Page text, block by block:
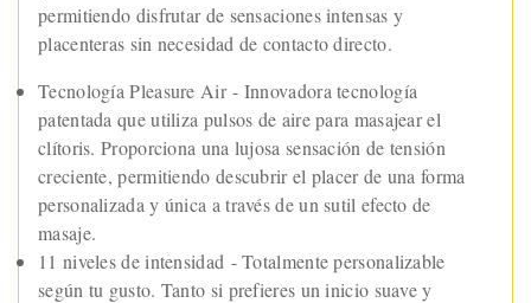
permitiendo disfrutar de sensaciones intensas y
placenteras sin necesidad de contacto directo.
Tecnología Pleasure Air - Innovadora tecnología
patentada que utiliza pulsos de aire para masajear el
clítoris. Proporciona una lujosa sensación de tensión
creciente, permitiendo descubrir el placer de una forma
personalizada y única a través de un sutil efecto de
masaje.
11 niveles de intensidad - Totalmente personalizable
según tu gusto. Tanto si prefieres un inicio suave y